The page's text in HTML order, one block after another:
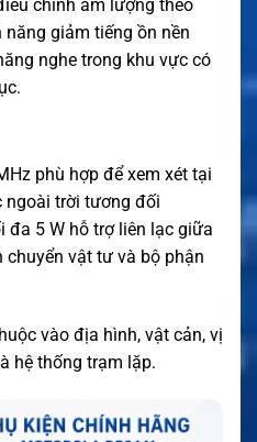
chỉnh âm lượng theo
giảm tiếng ồn nền
nghe trong khu vực có
phù hợp để xem xét tại
ngoài trời tương đối
đa 5 W hỗ trợ liên lạc giữa
vật tư và bộ phận
vào địa hình, vật cản, vị
hệ thống trạm lặp.